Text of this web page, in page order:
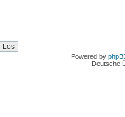
Powered by
Deutsche